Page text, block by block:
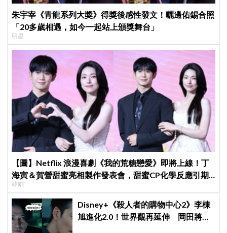
朱宇宰《青龍系列大獎》得獎後感性發文！曬邊佑錫合照
「20多歲相遇，如今一起站上頒獎舞台」
明星
【圖】Netflix 浪漫喜劇《我的荒糖戀愛》即將上線！丁
海寅＆賀營甜蜜亮相製作發表會，甜蜜CP化學反應引期
待
韓劇
Disney+《殺人者的購物中心2》李棟
旭進化2.0！世界觀再延伸 岡田將生